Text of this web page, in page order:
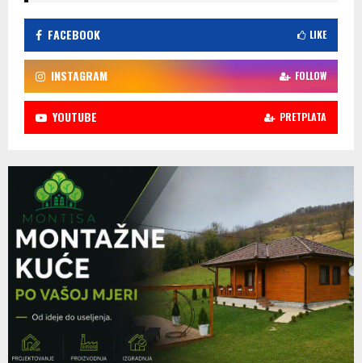
FACEBOOK LIKE
INSTAGRAM FOLLOW
YOUTUBE PRETPLATA